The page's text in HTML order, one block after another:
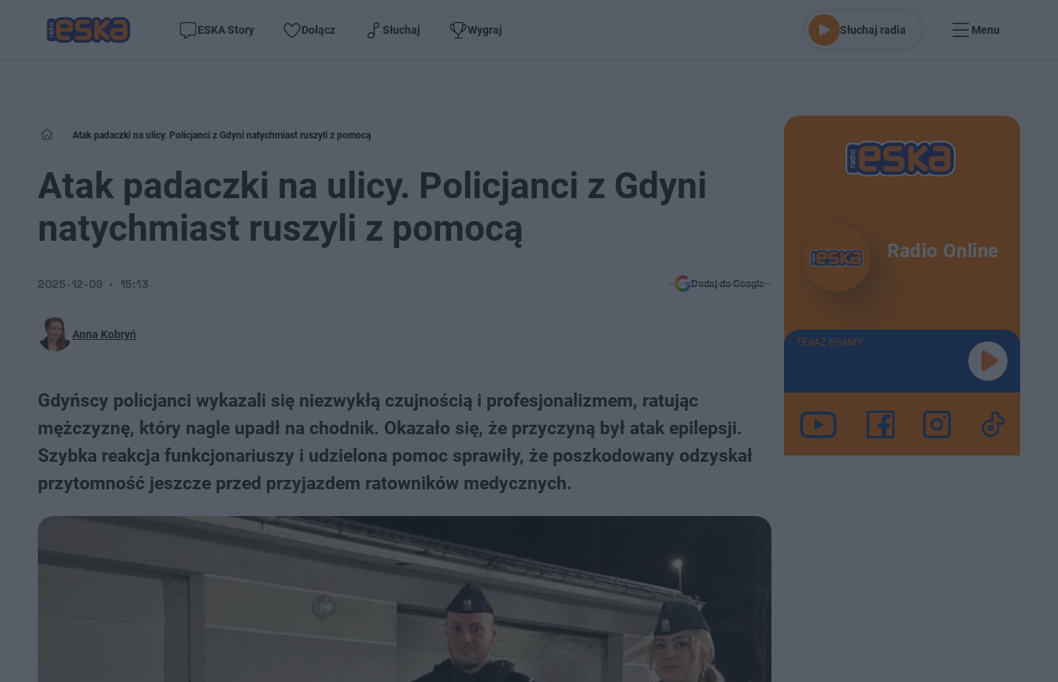
ESKA Story Dołącz Słuchaj Wygraj Słuchaj radia Menu
Atak padaczki na ulicy. Policjanci z Gdyni natychmiast ruszyli z pomocą
Atak padaczki na ulicy. Policjanci z Gdyni
natychmiast ruszyli z pomocą
Anna Kobryń
2025-12-09 15:13 Dodaj do Google
Gdyńscy policjanci wykazali się niezwykłą czujnością i profesjonalizmem, ratując
mężczyznę, który nagle upadł na chodnik. Okazało się, że przyczyną był atak epilepsji.
Szybka reakcja funkcjonariuszy i udzielona pomoc sprawiły, że poszkodowany odzyskał
przytomność jeszcze przed przyjazdem ratowników medycznych.
Radio Online
TERAZ GRAMY